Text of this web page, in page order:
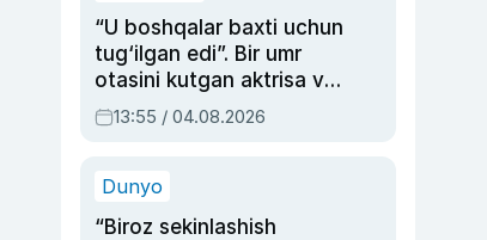
“U boshqalar baxti uchun
tug‘ilgan edi”. Bir umr
otasini kutgan aktrisa va
dublyaj ustasi Rimma
Ahmedovaning
13:55 / 04.08.2026
Dunyo
“Biroz sekinlashish